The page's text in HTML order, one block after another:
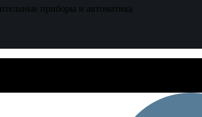
приборы и автоматика